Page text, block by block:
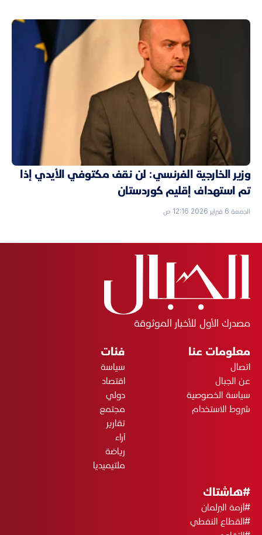
وزير الخارجية الفرنسي: لن نقف مكتوفي الأيدي إذا
تم استهداف إقليم كوردستان
الجمعة 6 فبراير 2026 12:16 ص
مصدرك الأول للأخبار الموثوقة
معلومات عنا
اتصال
عن الجبال
سياسة الخصوصية
شروط الاستخدام
فئات
سياسة
اقتصاد
دولي
مجتمع
تقارير
آراء
رياضة
ملتيميديا
#هاشتاك
#أزمة البرلمان
#القطاع النفطي